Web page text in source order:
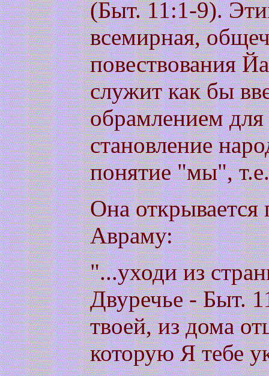
(Быт. 11:1-9).
всемирная,
повествования
служит как бы
обрамлением
становление
понятие "мы",
Она открывается
Авраму:
"...уходи из
Двуречье - Быт.
твоей, из дома
которую Я тебе